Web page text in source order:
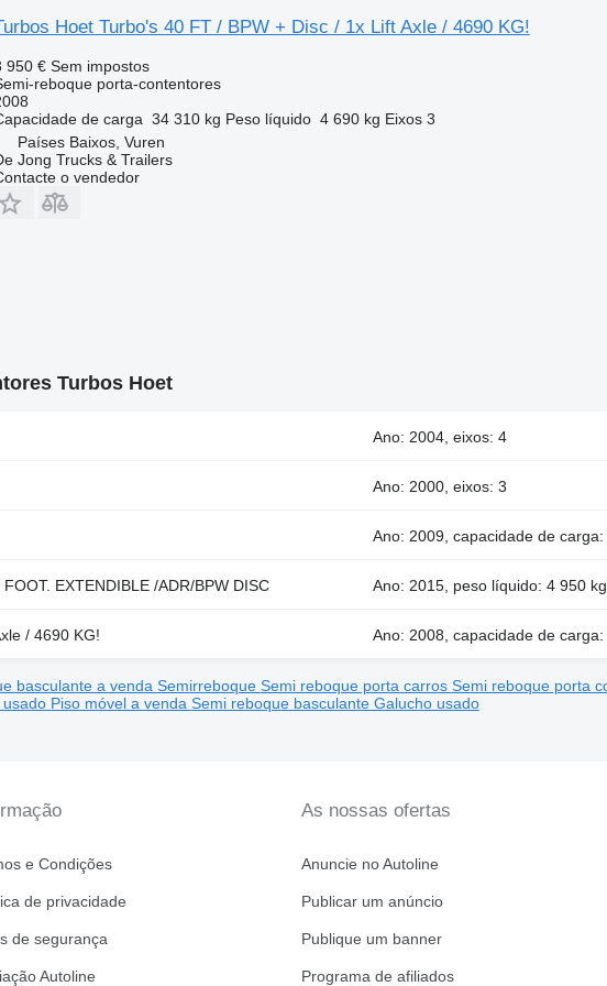
Hoet Turbo's 40 FT / BPW + Disc / 1x Lift Axle / 4690 KG!
950 € Sem impostos
reboque porta-contentores
de carga 34 310 kg Peso líquido 4 690 kg Eixos 3
Países Baixos, Vuren
Jong Trucks & Trailers
o vendedor
Turbos Hoet
Ano: 2004, eixos: 4
Ano: 2000, eixos: 3
Ano: 2009, capacidade de
EXTENDIBLE /ADR/BPW DISC Ano: 2015, peso líquido: 4 950
/ 4690 KG! Ano: 2008, capacidade de
basculante a venda Semirreboque Semi reboque porta carros Semi reboque porta
Piso móvel a venda Semi reboque basculante Galucho usado
e Condições
de privacidade
de segurança
Autoline
As nossas ofertas
Anuncie no Autoline
Publicar um anúncio
Publique um banner
Programa de afiliados